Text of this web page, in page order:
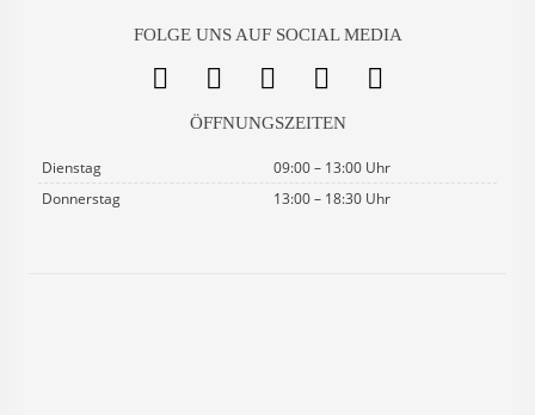
FOLGE UNS AUF SOCIAL MEDIA
ÖFFNUNGSZEITEN
Dienstag
09:00 – 13:00 Uhr
Donnerstag
13:00 – 18:30 Uhr